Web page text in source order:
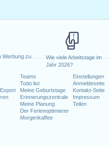
Werbung zu
Wie viele Arbeitstage im
Jahr 2026?
Teams
Todo list
Meine Geburtstage
Erinnerungszentrale
Meine Planung
Der Ferienoptimierer
Morgenkaffee
Einstellungen
Anmeldeseite
Kontakt-Seite
Impressum
Teilen